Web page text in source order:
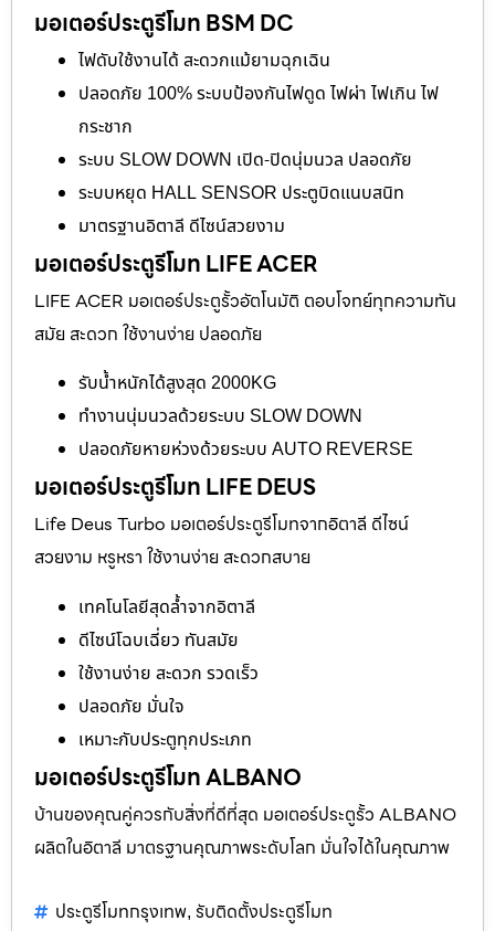
มอเตอร์ประตูรีโมท BSM DC
ไฟดับใช้งานได้ สะดวกแม้ยามฉุกเฉิน
ปลอดภัย 100% ระบบป้องกันไฟดูด ไฟผ่า ไฟเกิน ไฟ
กระชาก
ระบบ SLOW DOWN เปิด-ปิดนุ่มนวล ปลอดภัย
ระบบหยุด HALL SENSOR ประตูบิดแนบสนิท
มาตรฐานอิตาลี ดีไซน์สวยงาม
มอเตอร์ประตูรีโมท LIFE ACER
LIFE ACER มอเตอร์ประตูรั้วอัตโนมัติ ตอบโจทย์ทุกความทัน
สมัย สะดวก ใช้งานง่าย ปลอดภัย
รับน้ำหนักได้สูงสุด 2000KG
ทำงานนุ่มนวลด้วยระบบ SLOW DOWN
ปลอดภัยหายห่วงด้วยระบบ AUTO REVERSE
มอเตอร์ประตูรีโมท LIFE DEUS
Life Deus Turbo มอเตอร์ประตูรีโมทจากอิตาลี ดีไซน์
สวยงาม หรูหรา ใช้งานง่าย สะดวกสบาย
เทคโนโลยีสุดล้ำจากอิตาลี
ดีไซน์โฉบเฉี่ยว ทันสมัย
ใช้งานง่าย สะดวก รวดเร็ว
ปลอดภัย มั่นใจ
เหมาะกับประตูทุกประเภท
มอเตอร์ประตูรีโมท ALBANO
บ้านของคุณคู่ควรกับสิ่งที่ดีที่สุด มอเตอร์ประตูรั้ว ALBANO
ผลิตในอิตาลี มาตรฐานคุณภาพระดับโลก มั่นใจได้ในคุณภาพ
ประตูรีโมทกรุงเทพ, รับติดตั้งประตูรีโมท